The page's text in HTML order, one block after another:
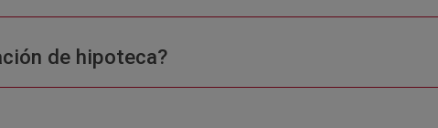
de hipoteca?